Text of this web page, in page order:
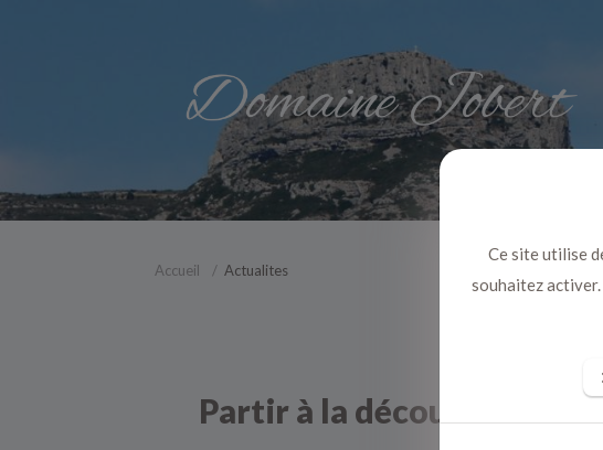
Accueil Actualites
Partir à la découverte des
Ce site utilise
souhaitez